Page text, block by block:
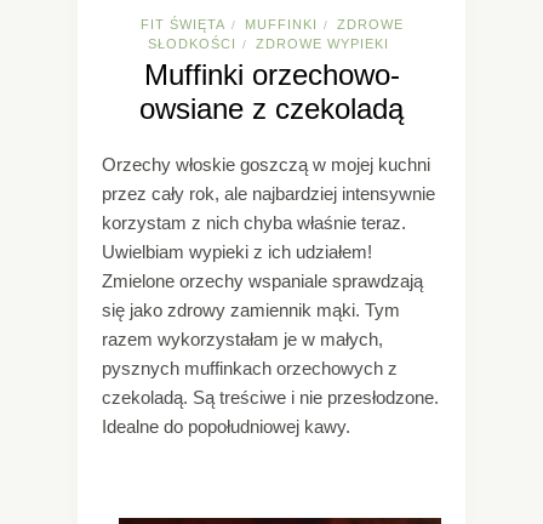
FIT ŚWIĘTA / MUFFINKI /
ZDROWE
SŁODKOŚCI
/ ZDROWE WYPIEKI
Muffinki orzechowo-
owsiane z czekoladą
Orzechy włoskie goszczą w mojej kuchni
przez cały rok, ale najbardziej intensywnie
korzystam z nich chyba właśnie teraz.
Uwielbiam wypieki z ich udziałem!
Zmielone orzechy wspaniale sprawdzają
się jako zdrowy zamiennik mąki. Tym
razem wykorzystałam je w małych,
pysznych muffinkach orzechowych z
czekoladą. Są treściwe i nie przesłodzone.
Idealne do popołudniowej kawy.